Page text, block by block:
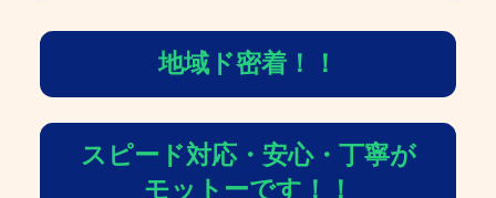
地域ド密着！！
スピード対応・安心・丁寧が
モットーです！！